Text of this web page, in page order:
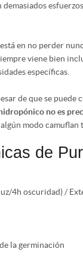
en no perder
viene bien
específicas.
de que se
no es
modo
de
4h oscuridad) /
la germinación